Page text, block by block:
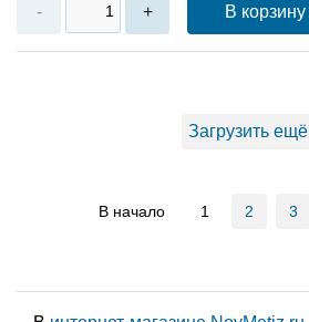
- + В корзину
Загрузить ещё
В начало 1 2 3